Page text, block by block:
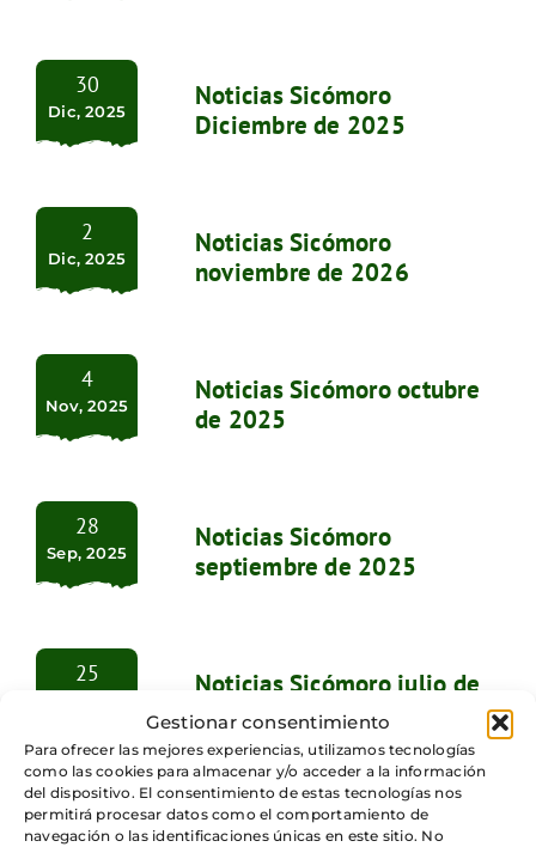
Gestionar consentimiento
Para ofrecer las mejores experiencias, utilizamos tecnologías
como las cookies para almacenar y/o acceder a la información
del dispositivo. El consentimiento de estas tecnologías nos
permitirá procesar datos como el comportamiento de
navegación o las identificaciones únicas en este sitio. No
30
Dic, 2025
Noticias Sicómoro
Diciembre de 2025
2
Dic, 2025
Noticias Sicómoro
noviembre de 2026
4
Nov, 2025
Noticias Sicómoro octubre
de 2025
28
Sep, 2025
Noticias Sicómoro
septiembre de 2025
25
Noticias Sicómoro julio de
2025